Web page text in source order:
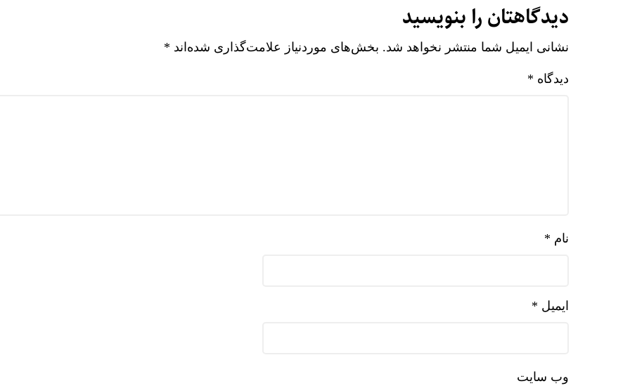
دیدگاهتان را بنویسید
نشانی ایمیل شما منتشر نخواهد شد. بخش‌های موردنیاز علامت‌گذاری شده‌اند *
دیدگاه *
نام *
ایمیل *
وب‌ سایت